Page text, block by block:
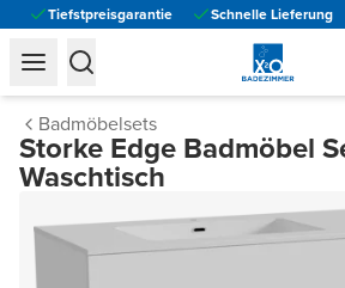
Tiefstpreisgarantie Schnelle Lieferung
general.navigation.toggle_menu.label
Badmöbelsets
Storke Edge Badmöbel
Waschtisch